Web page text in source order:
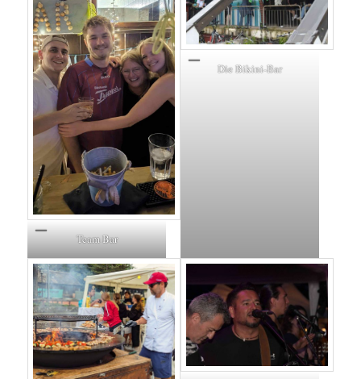
Team Bar
Die Bikini-Bar